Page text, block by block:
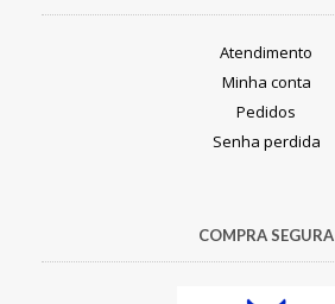
Atendimento
Minha conta
Pedidos
Senha perdida
COMPRA SEGURA